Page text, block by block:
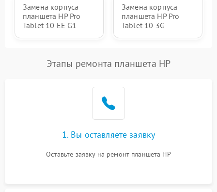
Замена корпуса
планшета HP Pro
Tablet 10 EE G1
Замена корпуса
планшета HP Pro
Tablet 10 3G
Этапы ремонта планшета HP
1. Вы оставляете заявку
Оставьте заявку на ремонт планшета HP